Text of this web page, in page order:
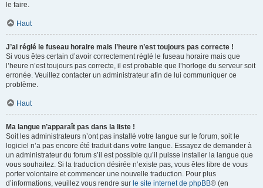
le faire.
Haut
J’ai réglé le fuseau horaire mais l’heure n’est toujours pas correcte !
Si vous êtes certain d’avoir correctement réglé le fuseau horaire mais que
l’heure n’est toujours pas correcte, il est probable que l’horloge du serveur soit
erronée. Veuillez contacter un administrateur afin de lui communiquer ce
problème.
Haut
Ma langue n’apparaît pas dans la liste !
Soit les administrateurs n’ont pas installé votre langue sur le forum, soit le
logiciel n’a pas encore été traduit dans votre langue. Essayez de demander à
un administrateur du forum s’il est possible qu’il puisse installer la langue que
vous souhaitez. Si la traduction désirée n’existe pas, vous êtes libre de vous
porter volontaire et commencer une nouvelle traduction. Pour plus
d’informations, veuillez vous rendre sur le site internet de phpBB® (en